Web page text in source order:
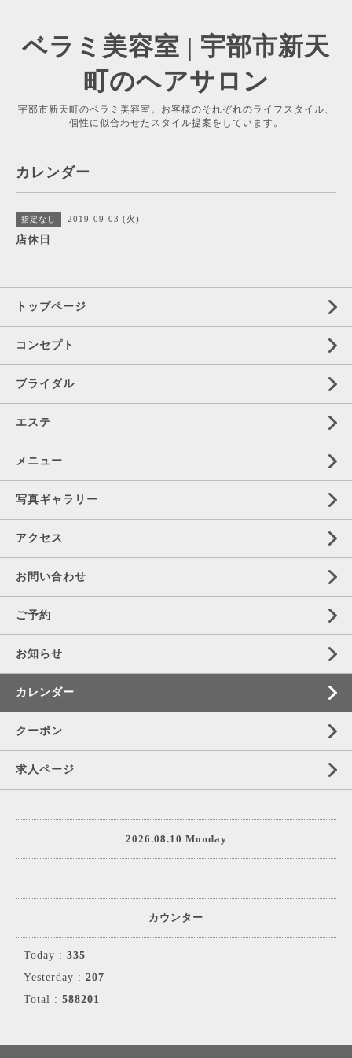
ベラミ美容室 | 宇部市新天
町のヘアサロン
宇部市新天町のベラミ美容室。お客様のそれぞれのライフスタイル、
個性に似合わせたスタイル提案をしています。
カレンダー
指定なし 2019-09-03 (火)
店休日
トップページ
コンセプト
ブライダル
エステ
メニュー
写真ギャラリー
アクセス
お問い合わせ
ご予約
お知らせ
カレンダー
クーポン
求人ページ
2026.08.10 Monday
カウンター
Today : 335
Yesterday : 207
Total : 588201